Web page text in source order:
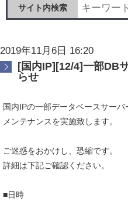
サイト内検索
2019年11月6日 16:20
[国内IP][12/4]一部DB
らせ
国内IPの一部データベースサーバ
メンテナンスを実施致します。
ご迷惑をおかけし、恐縮です。
詳細は下記ご確認ください。
■日時